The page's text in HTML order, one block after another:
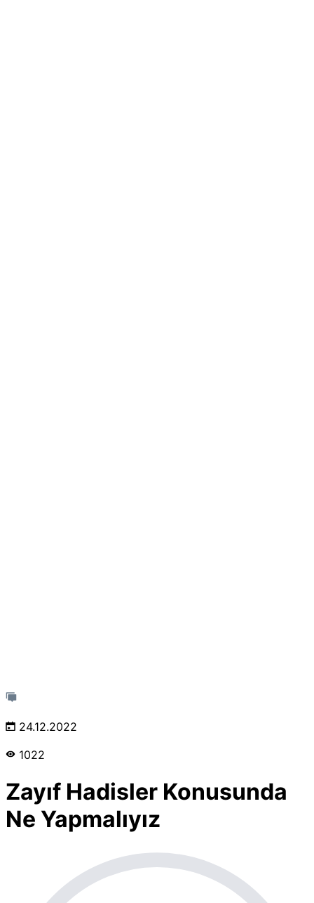
24.12.2022
1022
Zayıf Hadisler Konusunda
Ne Yapmalıyız